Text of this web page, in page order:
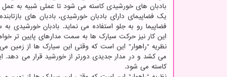
بادبان های خورشیدی کاسته می شود تا عملی شبیه به
یک فضاپیمای دارای بادبان خورشیدی، بادبان های
فضاپیما رو به جلو استفاده می نماید. بادبان
این کار نیز حرکت سیارک ها به سمت مدارهای پایین تر
نظریه "راهوار" این است که وقتی این سیارک ها از زمین
می کشد و در مدار جدیدی دورتر از خورشید قرار می دهد.
کاسته می شود.